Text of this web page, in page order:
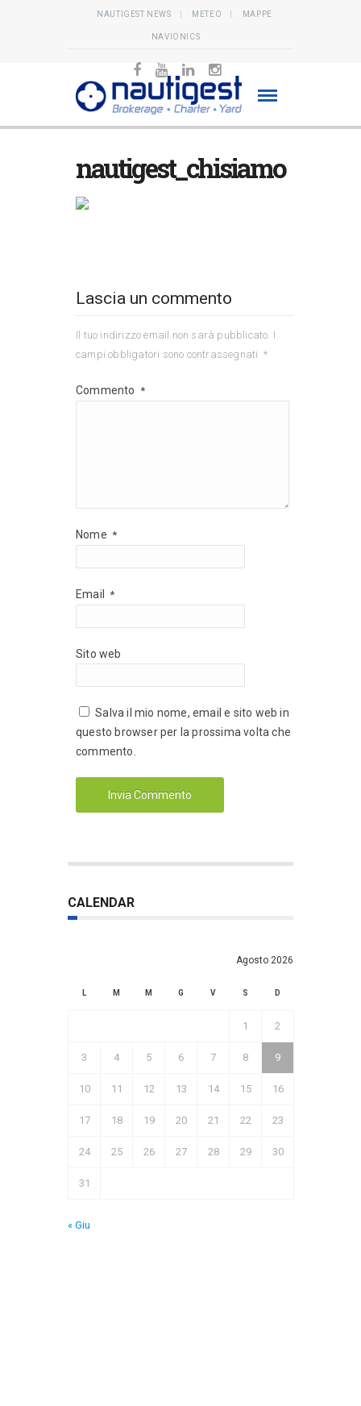
NAUTIGEST NEWS METEO MAPPE
NAVIONICS
nautigest_chisiamo
Lascia un commento
Il tuo indirizzo email non sarà pubblicato. I
campi obbligatori sono contrassegnati *
Commento *
Nome *
Email *
Sito web
Salva il mio nome, email e sito web in
questo browser per la prossima volta che
commento.
CALENDAR
Agosto 2026
L M M G V S D
1 2
3 4 5 6 7 8 9
10 11 12 13 14 15 16
17 18 19 20 21 22 23
24 25 26 27 28 29 30
31
« Giu